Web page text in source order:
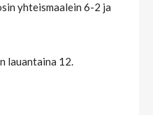
yhteismaalein 6-2 ja
lauantaina 12.